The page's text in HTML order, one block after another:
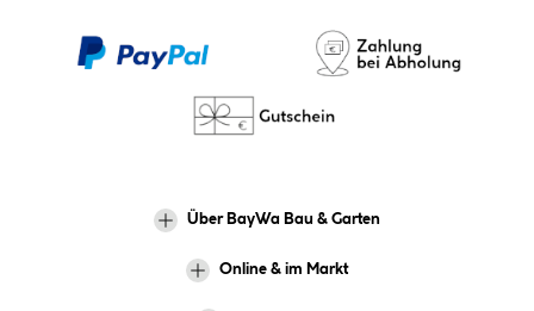
Über BayWa Bau & Garten
Online & im Markt